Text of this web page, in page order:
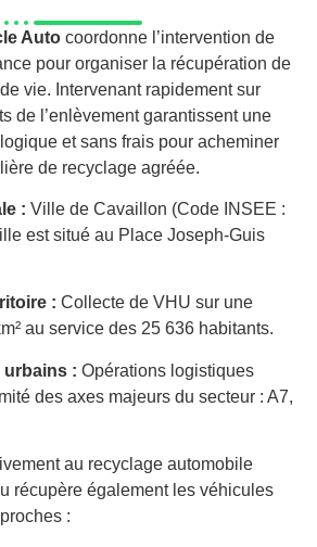
Auto coordonne l’intervention de
pour organiser la récupération de
vie. Intervenant rapidement sur
de l’enlèvement garantissent une
et sans frais pour acheminer
de recyclage agréée.
: Ville de Cavaillon (Code INSEE :
est situé au Place Joseph-Guis
: Collecte de VHU sur une
au service des 25 636 habitants.
urbains : Opérations logistiques
des axes majeurs du secteur : A7,
au recyclage automobile
récupère également les véhicules
: